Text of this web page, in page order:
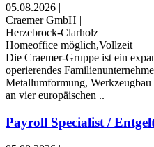
05.08.2026 |
Craemer GmbH |
Herzebrock-Clarholz |
Homeoffice möglich,Vollzeit
Die Craemer-Gruppe ist ein
operierendes
Metallumformung,
an vier europäischen ..
Payroll Specialist /